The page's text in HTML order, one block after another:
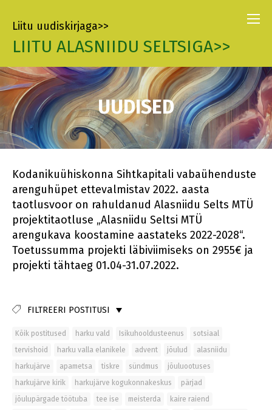
Liitu uudiskirjaga>>
LIITU ALASNIIDU SELTSIGA>>
UUDISED
Kodanikuühiskonna Sihtkapitali vabaühenduste
arenguhüpet ettevalmistav 2022. aasta
taotlusvoor on rahuldanud Alasniidu Selts MTÜ
projektitaotluse „Alasniidu Seltsi MTÜ
arengukava koostamine aastateks 2022-2028“.
Toetussumma projekti läbiviimiseks on 2955€ ja
projekti tähtaeg 01.04-31.07.2022.
FILTREERI POSTITUSI
Kõik postitused harku vald Isikuhooldusteenus
sotsiaal
tervishoid
harku valla elanikele advent jõulud
alasniidu
harkujärve
apametsa tiskre sündmus
jõuluootuses
harkujärve kirik
harkujärve kogukonnakeskus
pärjad
jõulupärgade töötuba
tee ise meisterda
kaire raiend